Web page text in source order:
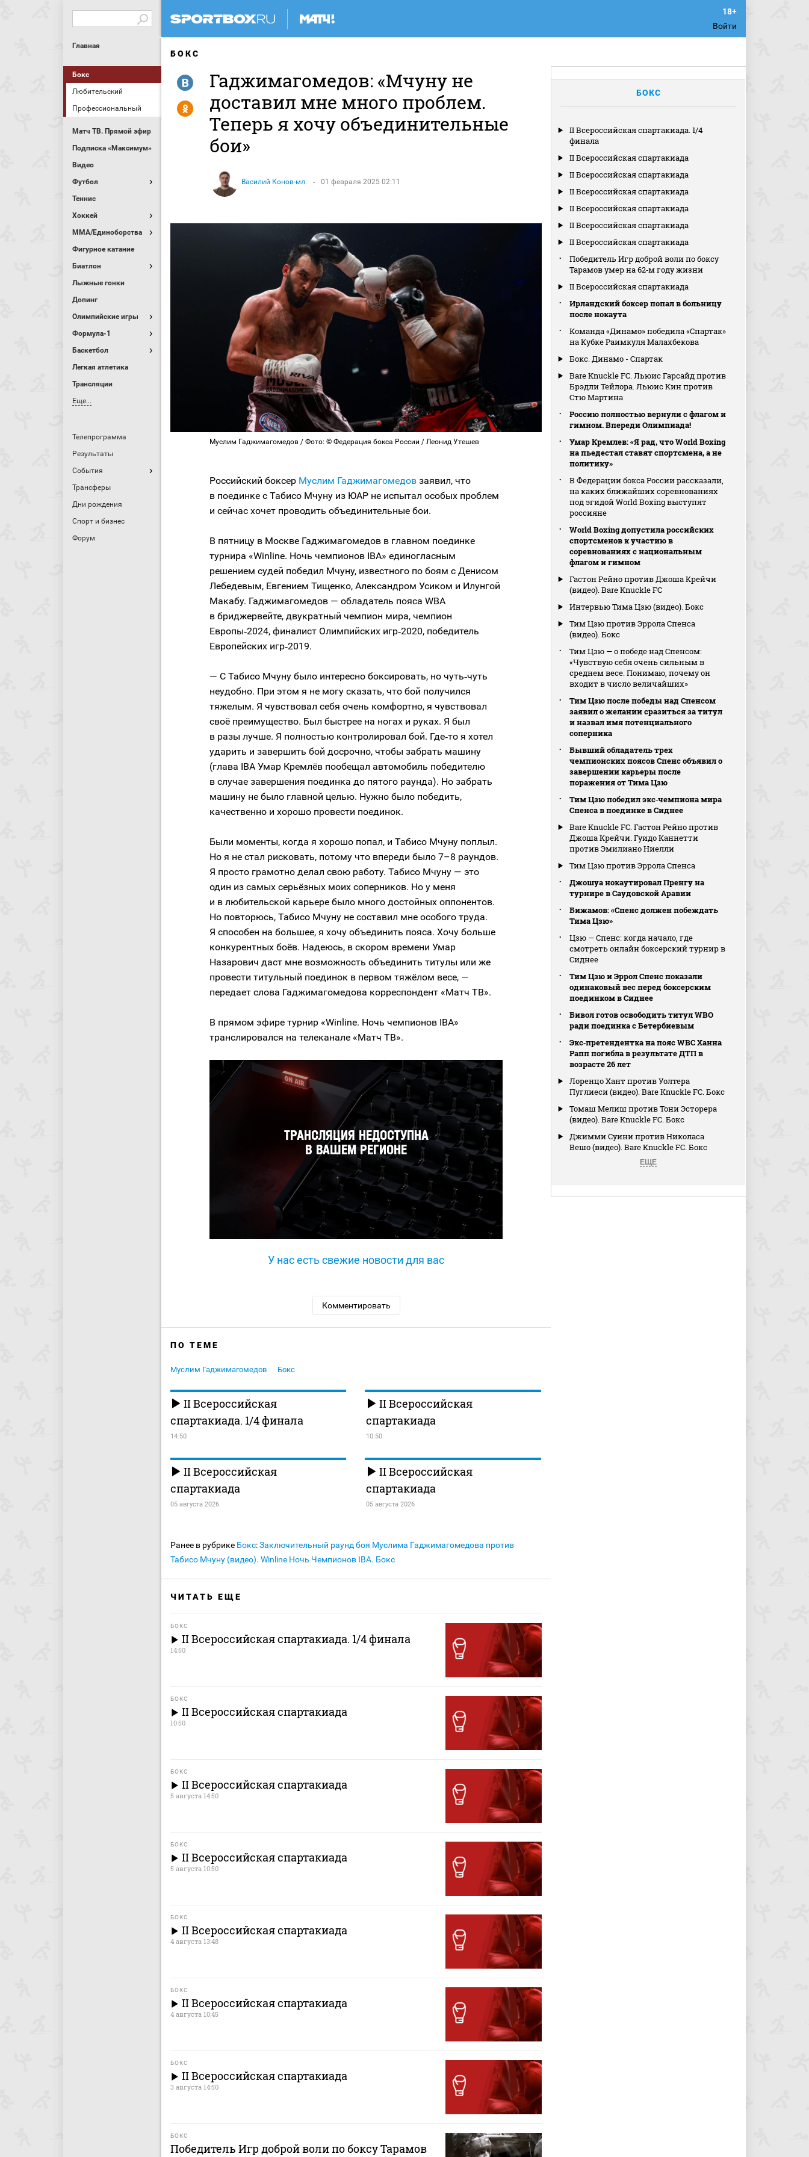
Войти
Главная
Бокс
Любительский
Профессиональный
Матч ТВ. Прямой эфир
Подписка «Максимум»
Видео
Футбол
Теннис
Хоккей
MMA/Единоборства
Фигурное катание
Биатлон
Лыжные гонки
Допинг
Олимпийские игры
Формула-1
Баскетбол
Легкая атлетика
Трансляции
Еще...
Телепрограмма
Результаты
События
Трансферы
Дни рождения
Спорт и бизнес
Форум
БОКС
Гаджимагомедов: «Мчуну не
доставил мне много проблем.
Теперь я хочу объединительные
бои»
Василий Конов-мл. 01 февраля 2025 02:11
R
Y
Муслим Гаджимагомедов / Фото: © Федерация бокса России / Леонид Утешев
Российский боксер Муслим Гаджимагомедов заявил, что
в поединке с Табисо Мчуну из ЮАР не испытал особых проблем
и сейчас хочет проводить объединительные бои.
В пятницу в Москве Гаджимагомедов в главном поединке
турнира «Winline. Ночь чемпионов IBA» единогласным
решением судей победил Мчуну, известного по боям с Денисом
Лебедевым, Евгением Тищенко, Александром Усиком и Илунгой
Макабу. Гаджимагомедов — обладатель пояса WBA
в бриджервейте, двукратный чемпион мира, чемпион
Европы‑2024, финалист Олимпийских игр‑2020, победитель
Европейских игр‑2019.
— С Табисо Мчуну было интересно боксировать, но чуть‑чуть
неудобно. При этом я не могу сказать, что бой получился
тяжелым. Я чувствовал себя очень комфортно, я чувствовал
своё преимущество. Был быстрее на ногах и руках. Я был
в разы лучше. Я полностью контролировал бой. Где‑то я хотел
ударить и завершить бой досрочно, чтобы забрать машину
(глава IBA Умар Кремлёв пообещал автомобиль победителю
в случае завершения поединка до пятого раунда). Но забрать
машину не было главной целью. Нужно было победить,
качественно и хорошо провести поединок.
Были моменты, когда я хорошо попал, и Табисо Мчуну поплыл.
Но я не стал рисковать, потому что впереди было 7–8 раундов.
Я просто грамотно делал свою работу. Табисо Мчуну — это
один из самых серьёзных моих соперников. Но у меня
и в любительской карьере было много достойных оппонентов.
Но повторюсь, Табисо Мчуну не составил мне особого труда.
Я способен на большее, я хочу объединить пояса. Хочу больше
конкурентных боёв. Надеюсь, в скором времени Умар
Назарович даст мне возможность объединить титулы или же
провести титульный поединок в первом тяжёлом весе, —
передает слова Гаджимагомедова корреспондент «Матч ТВ».
В прямом эфире турнир «Winline. Ночь чемпионов IBA»
транслировался на телеканале «Матч ТВ».
У нас есть свежие новости для вас
Комментировать
ПО ТЕМЕ
Муслим Гаджимагомедов Бокс
II Всероссийская
спартакиада. 1/4 финала
14:50
II Всероссийская
спартакиада
10:50
II Всероссийская
спартакиада
05 августа 2026
II Всероссийская
спартакиада
05 августа 2026
Ранее в рубрике Бокс:Заключительный раунд боя Муслима Гаджимагомедова против
Табисо Мчуну (видео). Winline Ночь Чемпионов IBA. Бокс
ЧИТАТЬ ЕЩЕ
БОКС
II Всероссийская спартакиада. 1/4 финала
14:50
БОКС
II Всероссийская спартакиада
10:50
БОКС
II Всероссийская спартакиада
5 августа 14:50
БОКС
II Всероссийская спартакиада
5 августа 10:50
БОКС
II Всероссийская спартакиада
4 августа 13:48
БОКС
II Всероссийская спартакиада
4 августа 10:45
БОКС
II Всероссийская спартакиада
3 августа 14:50
БОКС
Победитель Игр доброй воли по боксу Тарамов
БОКС
II Всероссийская спартакиада. 1/4
финала
II Всероссийская спартакиада
II Всероссийская спартакиада
II Всероссийская спартакиада
II Всероссийская спартакиада
II Всероссийская спартакиада
II Всероссийская спартакиада
Победитель Игр доброй воли по боксу
Тарамов умер на 62‑м году жизни
II Всероссийская спартакиада
Ирландский боксер попал в больницу
после нокаута
Команда «Динамо» победила «Спартак»
на Кубке Раимкуля Малахбекова
Бокс. Динамо - Спартак
Bare Knuckle FC. Льюис Гарсайд против
Брэдли Тейлора. Льюис Кин против
Стю Мартина
Россию полностью вернули с флагом и
гимном. Впереди Олимпиада!
Умар Кремлев: «Я рад, что World Boxing
на пьедестал ставят спортсмена, а не
политику»
В Федерации бокса России рассказали,
на каких ближайших соревнованиях
под эгидой World Boxing выступят
россияне
World Boxing допустила российских
спортсменов к участию в
соревнованиях с национальным
флагом и гимном
Гастон Рейно против Джоша Крейчи
(видео). Bare Knuckle FC
Интервью Тима Цзю (видео). Бокс
Тим Цзю против Эррола Спенса
(видео). Бокс
Тим Цзю — о победе над Спенсом:
«Чувствую себя очень сильным в
среднем весе. Понимаю, почему он
входит в число величайших»
Тим Цзю после победы над Спенсом
заявил о желании сразиться за титул
и назвал имя потенциального
соперника
Бывший обладатель трех
чемпионских поясов Спенс объявил о
завершении карьеры после
поражения от Тима Цзю
Тим Цзю победил экс‑чемпиона мира
Спенса в поединке в Сиднее
Bare Knuckle FC. Гастон Рейно против
Джоша Крейчи. Гуидо Каннетти
против Эмилиано Ниелли
Тим Цзю против Эррола Спенса
Джошуа нокаутировал Пренгу на
турнире в Саудовской Аравии
Бижамов: «Спенс должен побеждать
Тима Цзю»
Цзю — Спенс: когда начало, где
смотреть онлайн боксерский турнир в
Сиднее
Тим Цзю и Эррол Спенс показали
одинаковый вес перед боксерским
поединком в Сиднее
Бивол готов освободить титул WBO
ради поединка с Бетербиевым
Экс‑претендентка на пояс WBC Ханна
Рапп погибла в результате ДТП в
возрасте 26 лет
Лоренцо Хант против Уолтера
Пуглиеси (видео). Bare Knuckle FC. Бокс
Томаш Мелиш против Тони Эсторера
(видео). Bare Knuckle FC. Бокс
Джимми Суини против Николаса
Вешо (видео). Bare Knuckle FC. Бокс
ЕЩЕ